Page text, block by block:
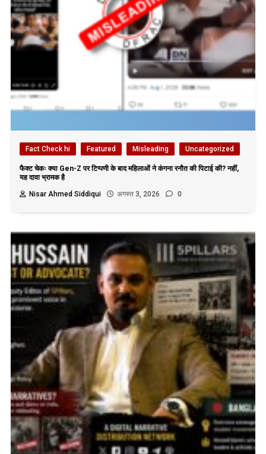
Fact Check hi Featured Misleading Uncategorized
फैक्ट चेकः क्या Gen-Z पर टिप्पणी के बाद महिलाओं ने कंगना रनौत की पिटाई की? नहीं,
यह दावा भ्रामक है
Nisar Ahmed Siddiqui
अगस्त 3, 2026 0